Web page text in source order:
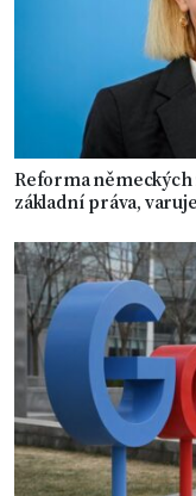
Reforma
základní práva,